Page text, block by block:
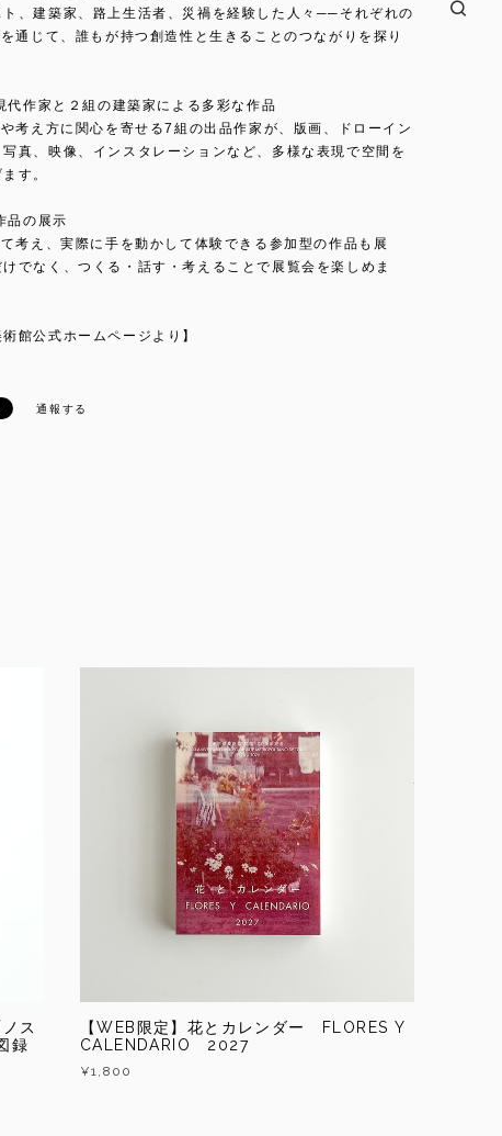
ト、建築家、路上生活者、災禍を経験した人々──それぞれの
通じて、誰もが持つ創造性と生きることのつながりを探り
代作家と２組の建築家による多彩な作品
考え方に関心を寄せる7組の出品作家が、版画、ドローイン
写真、映像、インスタレーションなど、多様な表現で空間を
す。
品の展示
考え、実際に手を動かして体験できる参加型の作品も展
でなく、つくる・話す・考えることで展覧会を楽しめま
術館公式ホームページより】
通報する
ス
録
【WEB限定】花とカレンダー FLORES Y
CALENDARIO 2027
¥1,800